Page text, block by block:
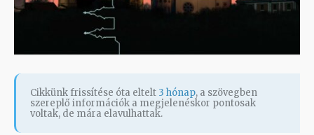
Cikkünk frissítése óta eltelt 3 hónap, a szövegben
szereplő információk a megjelenéskor pontosak
voltak, de mára elavulhattak.